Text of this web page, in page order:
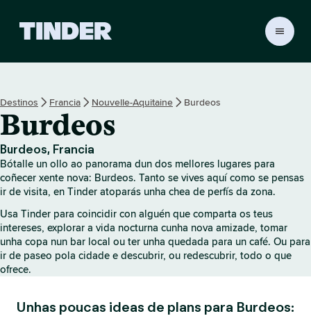
r
o
e
Destinos Francia Nouvelle-Aquitaine Burdeos
Burdeos
Burdeos, Francia
Bótalle un ollo ao panorama dun dos mellores lugares para
coñecer xente nova: Burdeos. Tanto se vives aquí como se pensas
ir de visita, en Tinder atoparás unha chea de perfís da zona.
Usa Tinder para coincidir con alguén que comparta os teus
intereses, explorar a vida nocturna cunha nova amizade, tomar
unha copa nun bar local ou ter unha quedada para un café. Ou para
ir de paseo pola cidade e descubrir, ou redescubrir, todo o que
ofrece.
Unhas poucas ideas de plans para Burdeos: